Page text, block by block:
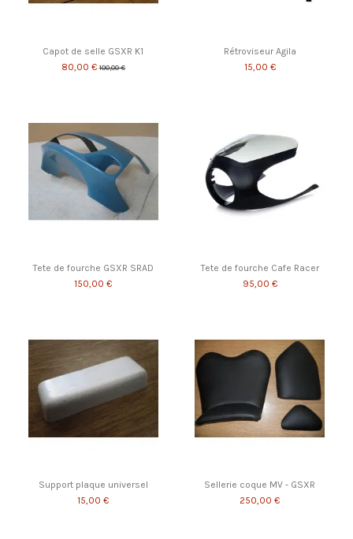
Capot de selle GSXR K1
80,00 €100,00 €
Rétroviseur Agila
15,00 €
Tete de fourche GSXR SRAD
150,00 €
Tete de fourche Cafe Racer
95,00 €
Support plaque universel
15,00 €
Sellerie coque MV - GSXR
250,00 €